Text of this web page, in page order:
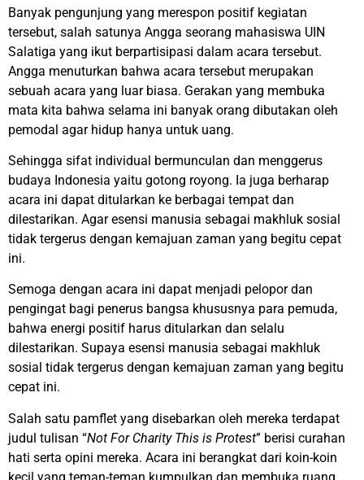
Banyak pengunjung yang merespon positif kegiatan
tersebut, salah satunya Angga seorang mahasiswa UIN
Salatiga yang ikut berpartisipasi dalam acara tersebut.
Angga menuturkan bahwa acara tersebut merupakan
sebuah acara yang luar biasa. Gerakan yang membuka
mata kita bahwa selama ini banyak orang dibutakan oleh
pemodal agar hidup hanya untuk uang.
Sehingga sifat individual bermunculan dan menggerus
budaya Indonesia yaitu gotong royong. Ia juga berharap
acara ini dapat ditularkan ke berbagai tempat dan
dilestarikan. Agar esensi manusia sebagai makhluk sosial
tidak tergerus dengan kemajuan zaman yang begitu cepat
ini.
Semoga dengan acara ini dapat menjadi pelopor dan
pengingat bagi penerus bangsa khususnya para pemuda,
bahwa energi positif harus ditularkan dan selalu
dilestarikan. Supaya esensi manusia sebagai makhluk
sosial tidak tergerus dengan kemajuan zaman yang begitu
cepat ini.
Salah satu pamflet yang disebarkan oleh mereka terdapat
judul tulisan “Not For Charity This is Protest” berisi curahan
hati serta opini mereka. Acara ini berangkat dari koin-koin